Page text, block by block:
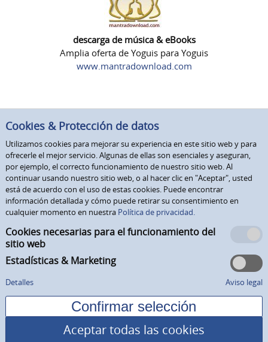
descarga de música & eBooks
Amplia oferta de Yoguis para Yoguis
www.mantradownload.com
Cookies & Protección de datos
Utilizamos cookies para mejorar su experiencia en este sitio web y para
ofrecerle el mejor servicio. Algunas de ellas son esenciales y aseguran,
por ejemplo, el correcto funcionamiento de nuestro sitio web. Al
continuar usando nuestro sitio web, o al hacer clic en "Aceptar", usted
está de acuerdo con el uso de estas cookies. Puede encontrar
información detallada y cómo puede retirar su consentimiento en
cualquier momento en nuestra Política de privacidad.
Cookies necesarias para el funcionamiento del
sitio web
Estadísticas & Marketing
Detalles Aviso legal
Aceptar todas las cookies